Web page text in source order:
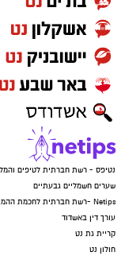
נטיפס - רשת חברתית לטיפים
שערים חשמליים גבעתיים
Netips -רשת חברתית לחכמת ההמונים
עורך דין באשדוד
קריית גת נט
חולון נט